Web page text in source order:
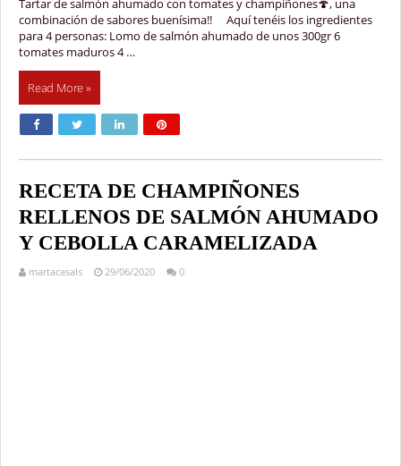
Tartar de salmón ahumado con tomates y champiñones🍄, una
combinación de sabores buenísima!! ⠀ Aquí tenéis los ingredientes
para 4 personas: Lomo de salmón ahumado de unos 300gr 6
tomates maduros 4 …
Read More »
RECETA DE CHAMPIÑONES
RELLENOS DE SALMÓN AHUMADO
Y CEBOLLA CARAMELIZADA
martacasals 29/06/2020 0